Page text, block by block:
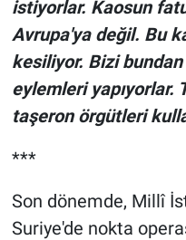
istiyorlar. Kaosun
Avrupa'ya değil. Bu
kesiliyor. Bizi
eylemleri yapıyorlar.
taşeron örgütleri
***
Son dönemde, Millî
Suriye'de nokta